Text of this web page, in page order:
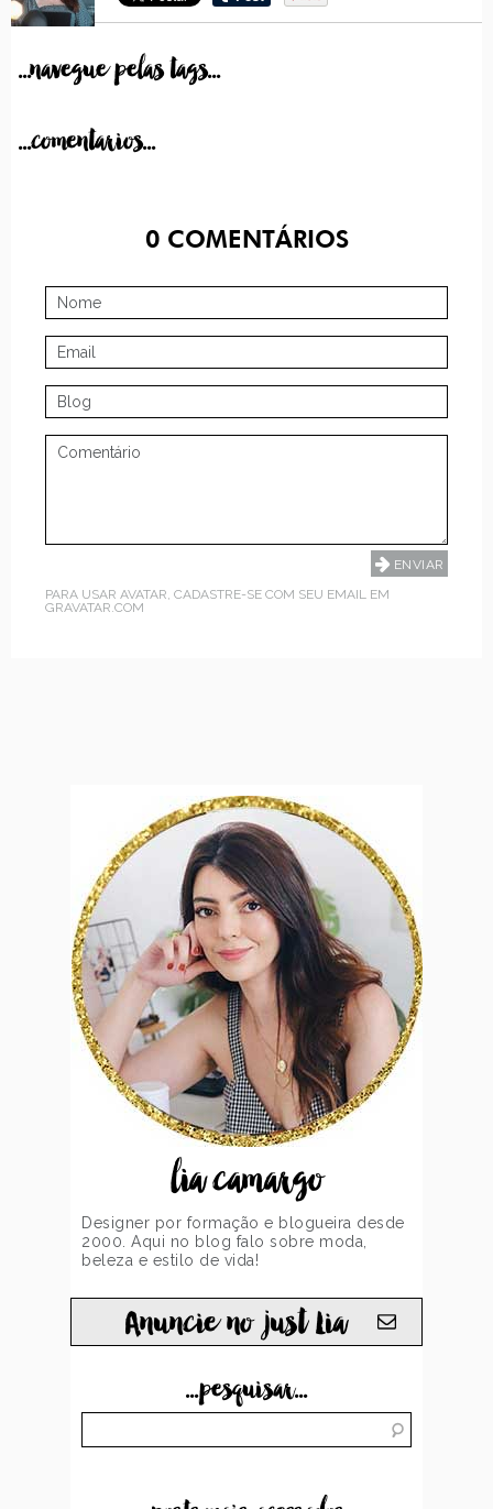
...navegue pelas tags...
...comentarios...
0COMENTÁRIOS
PARA USAR AVATAR, CADASTRE-SE COM SEU EMAIL EM
GRAVATAR.COM
lia camargo
Designer por formação e blogueira desde
2000. Aqui no blog falo sobre moda,
beleza e estilo de vida!
Anuncie no just Lia
...pesquisar...